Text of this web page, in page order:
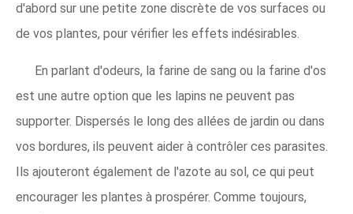
d'abord sur une petite zone discrète de vos surfaces ou
de vos plantes, pour vérifier les effets indésirables.
En parlant d'odeurs, la farine de sang ou la farine d'os
est une autre option que les lapins ne peuvent pas
supporter. Dispersés le long des allées de jardin ou dans
vos bordures, ils peuvent aider à contrôler ces parasites.
Ils ajouteront également de l'azote au sol, ce qui peut
encourager les plantes à prospérer. Comme toujours,